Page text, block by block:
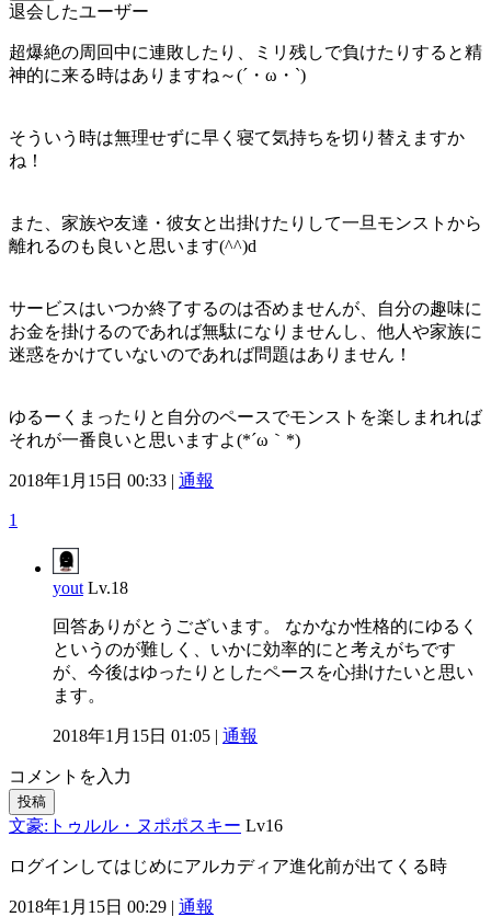
退会したユーザー
超爆絶の周回中に連敗したり、ミリ残しで負けたりすると精
神的に来る時はありますね～(´・ω・`)
そういう時は無理せずに早く寝て気持ちを切り替えますか
ね！
また、家族や友達・彼女と出掛けたりして一旦モンストから
離れるのも良いと思います(^^)d
サービスはいつか終了するのは否めませんが、自分の趣味に
お金を掛けるのであれば無駄になりませんし、他人や家族に
迷惑をかけていないのであれば問題はありません！
ゆるーくまったりと自分のペースでモンストを楽しまれれば
それが一番良いと思いますよ(*´ω｀*)
2018年1月15日 00:33 | 通報
1
yout Lv.18
回答ありがとうございます。 なかなか性格的にゆるく
というのが難しく、いかに効率的にと考えがちです
が、今後はゆったりとしたペースを心掛けたいと思い
ます。
2018年1月15日 01:05 | 通報
コメントを入力
投稿
文豪:トゥルル・ヌポポスキー Lv16
ログインしてはじめにアルカディア進化前が出てくる時
2018年1月15日 00:29 | 通報